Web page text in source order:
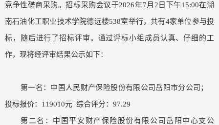
竞争性磋商采购。招标采购会议于2026年7月2日下午15:00在湖
南石油化工职业技术学院德远楼538室举行，共有4家单位参与投
标，随后进行了招标评审。通过评标小组成员认真、仔细的工
作，现将经评审结果公示如下：
第一名：中国人民财产保险股份有限公司岳阳市分公司；
投标报价：119010元 综合评分：97.29
第二名：中国平安财产保险股份有限公司岳阳中心支公